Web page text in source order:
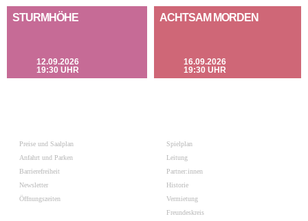
STURMHÖHE
12.09.2026
19:30 UHR
ACHTSAM MORDEN
16.09.2026
19:30 UHR
Preise und Saalplan
Anfahrt und Parken
Barrierefreiheit
Newsletter
Öffnungszeiten
Spielplan
Leitung
Partner:innen
Historie
Vermietung
Freundeskreis